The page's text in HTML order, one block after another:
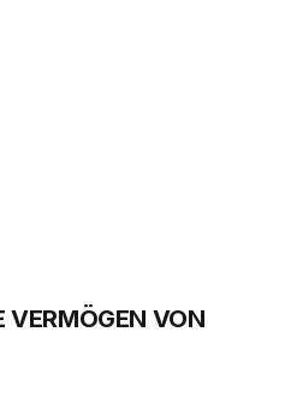
VERMÖGEN VON